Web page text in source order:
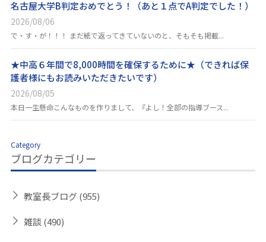
名古屋大学B判定おめでとう！（あと１点でA判定でした！）
2026/08/06
で・す・が！！！ まだ紙で返ってきていないのと、そもそも掲載...
★中高６年間で8,000時間を確保するために★（できれば保
護者様にもお読みいただきたいです）
2026/08/05
本日一生懸命こんなものを作りまして、『よし！全部の指導ブース...
Category
ブログカテゴリー
教室長ブログ(955)
雑談(490)